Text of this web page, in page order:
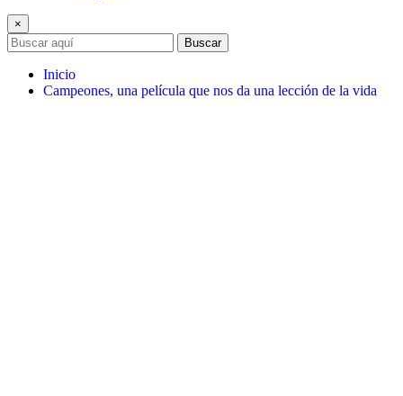
×
Buscar
Inicio
Campeones, una película que nos da una lección de la vida